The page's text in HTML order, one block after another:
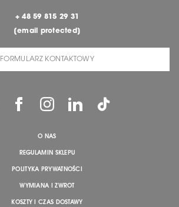
+ 48 59 815 29 31
[email protected]
FORMULARZ KONTAKTOWY
O NAS
REGULAMIN SKLEPU
POLITYKA PRYWATNOŚCI
WYMIANA I ZWROT
KOSZTY I CZAS DOSTAWY